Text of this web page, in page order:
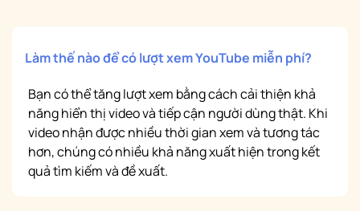
Làm thế nào để có lượt xem YouTube miễn phí?
Bạn có thể tăng lượt xem bằng cách cải thiện khả
năng hiển thị video và tiếp cận người dùng thật. Khi
video nhận được nhiều thời gian xem và tương tác
hơn, chúng có nhiều khả năng xuất hiện trong kết
quả tìm kiếm và đề xuất.